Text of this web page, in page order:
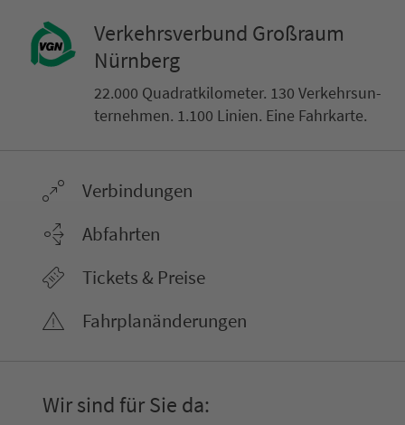
Ver­kehrs­ver­bund Groß­raum
Nürn­berg
22.000 Qua­drat­ki­lo­me­ter. 130 Ver­kehrs­un­
ter­neh­men. 1.100 Linien. Eine Fahr­kar­te.
Ver­bin­dungen
Abfahrten
Tickets & Preise
Fahr­plan­ände­rungen
Wir sind für Sie da: